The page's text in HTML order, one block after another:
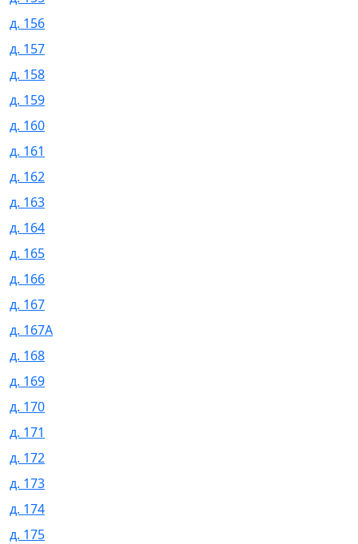
д. 156
д. 157
д. 158
д. 159
д. 160
д. 161
д. 162
д. 163
д. 164
д. 165
д. 166
д. 167
д. 167А
д. 168
д. 169
д. 170
д. 171
д. 172
д. 173
д. 174
д. 175